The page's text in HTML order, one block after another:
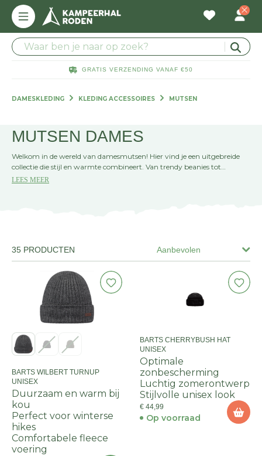
GRATIS VERZENDING VANAF €50
DAMESKLEDING KLEDING ACCESSOIRES MUTSEN
MUTSEN DAMES
Welkom in de wereld van damesmutsen! Hier vind je een uitgebreide
collectie die stijl en warmte combineert. Van trendy beanies tot
klassieke mutsen, we hebben iets voor elke smaak en gelegenheid. Kies
LEES MEER
Aanbevolen
35 PRODUCTEN
BARTS WILBERT TURNUP
UNISEX
Duurzaam en warm bij
kou
Perfect voor winterse
hikes
Comfortabele fleece
voering
BARTS CHERRYBUSH HAT
UNISEX
Optimale
zonbescherming
Luchtig zomerontwerp
Stijlvolle unisex look
€ 44,99
Op voorraad